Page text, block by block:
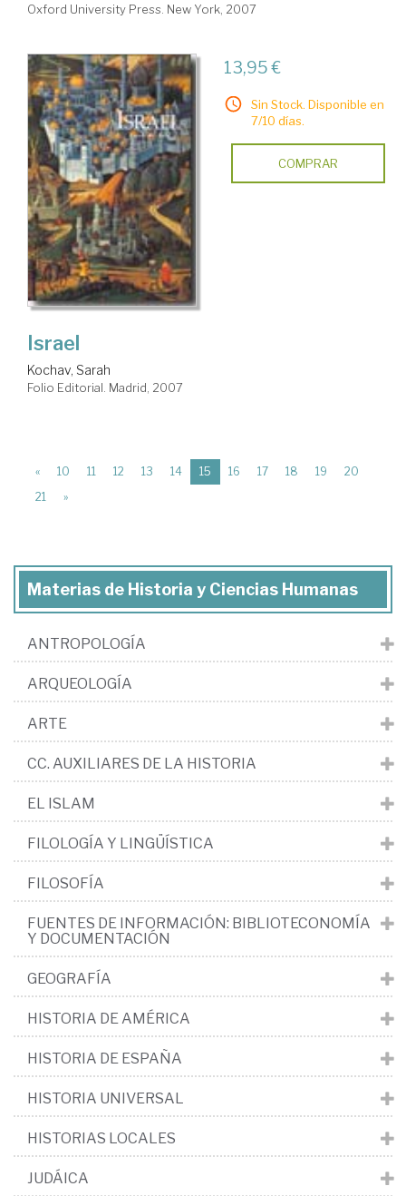
Oxford University Press. New York, 2007
13,95 €
Sin Stock. Disponible en
7/10 días.
COMPRAR
Israel
Kochav, Sarah
Folio Editorial. Madrid, 2007
« 10 11 12 13 14 15 (current)
16 17 18 19
20
21
»
Materias de Historia y Ciencias Humanas
ANTROPOLOGÍA
ARQUEOLOGÍA
ARTE
CC. AUXILIARES DE LA HISTORIA
EL ISLAM
FILOLOGÍA Y LINGÜÍSTICA
FILOSOFÍA
FUENTES DE INFORMACIÓN: BIBLIOTECONOMÍA
Y DOCUMENTACIÓN
GEOGRAFÍA
HISTORIA DE AMÉRICA
HISTORIA DE ESPAÑA
HISTORIA UNIVERSAL
HISTORIAS LOCALES
JUDÁICA